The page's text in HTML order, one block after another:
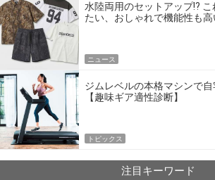
水陸両用のセットアップ!?
たい、おしゃれで機能性も
ニュース
ジムレベルの本格マシンで自
【趣味ギア適性診断】
トピックス
注目キーワード